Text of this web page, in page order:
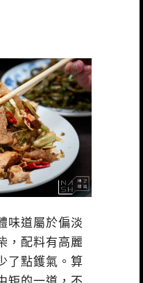
味道屬於偏淡
，配料有高麗
了點鑊氣。算